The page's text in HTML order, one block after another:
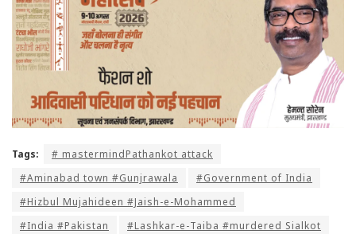
Tags:
# mastermindPathankot attack
#Aminabad town #Gunjrawala
#Government of India
#Hizbul Mujahideen #Jaish-e-Mohammed
#India #Pakistan
#Lashkar-e-Taiba #murdered Sialkot